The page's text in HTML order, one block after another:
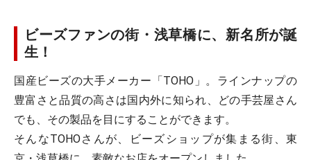
ビーズファンの街・浅草橋に、新名所が誕
生！
国産ビーズの大手メーカー「TOHO」。ラインナップの
豊富さと品質の高さは国内外に知られ、どの手芸屋さん
でも、その製品を目にすることができます。
そんなTOHOさんが、ビーズショップが集まる街、東